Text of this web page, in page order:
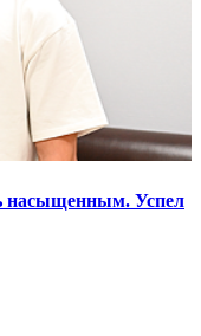
насыщенным. Успел